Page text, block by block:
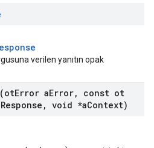
verilen yanıtın opak
Error aError,
const ot
Response , void *aContext)